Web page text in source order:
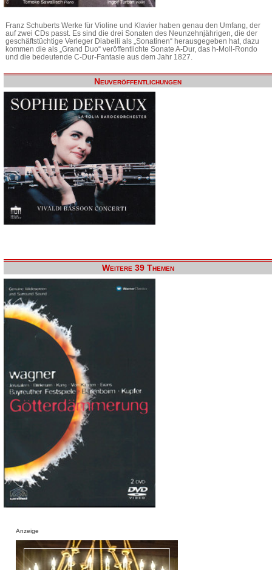
Franz Schuberts Werke für Violine und Klavier haben genau den Umfang, der
auf zwei CDs passt. Es sind die drei Sonaten des Neunzehnjährigen, die der
geschäftstüchtige Verleger Diabelli als „Sonatinen“ herausgegeben hat, dazu
kommen die als „Grand Duo“ veröffentlichte Sonate A-Dur, das h-Moll-Rondo
und die bedeutende C-Dur-Fantasie aus dem Jahr 1827.
Neuveröffentlichungen
Weitere 39 Themen
Anzeige